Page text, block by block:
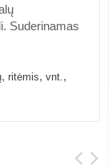
Suderinamas
, ritėmis, vnt.,